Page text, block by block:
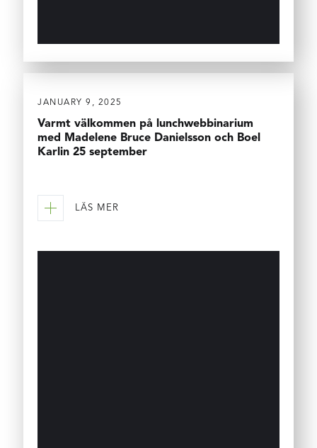
JANUARY 9, 2025
Varmt välkommen på lunchwebbinarium
med Madelene Bruce Danielsson och Boel
Karlin 25 september
LÄS MER